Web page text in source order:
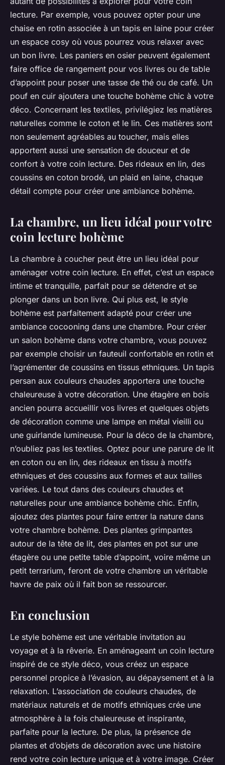
lecture. Par exemple, vous pouvez opter pour une
chaise en rotin associée à un tapis en laine pour créer
un espace cosy où vous pourrez vous relaxer avec
un bon livre. Les paniers en osier peuvent également
faire office de rangement pour vos livres ou de table
d’appoint pour poser une tasse de thé ou de café. Un
pouf en cuir ajoutera une touche bohème chic à votre
déco. Concernant les textiles, privilégiez les matières
naturelles comme le coton et le lin. Ces matières sont
non seulement agréables au toucher, mais elles
apportent aussi une sensation de douceur et de
confort à votre coin lecture. Des rideaux en lin, des
coussins en coton brodé, un plaid en laine, chaque
détail compte pour créer une ambiance bohème.
La chambre, un lieu idéal pour votre
coin lecture bohème
La chambre à coucher peut être un lieu idéal pour
aménager votre coin lecture. En effet, c’est un espace
intime et tranquille, parfait pour se détendre et se
plonger dans un bon livre. Qui plus est, le style
bohème est parfaitement adapté pour créer une
ambiance cocooning dans une chambre. Pour créer
un salon bohème dans votre chambre, vous pouvez
par exemple choisir un fauteuil confortable en rotin et
l’agrémenter de coussins en tissus ethniques. Un tapis
persan aux couleurs chaudes apportera une touche
chaleureuse à votre décoration. Une étagère en bois
ancien pourra accueillir vos livres et quelques objets
de décoration comme une lampe en métal vieilli ou
une guirlande lumineuse. Pour la déco de la chambre,
n’oubliez pas les textiles. Optez pour une parure de lit
en coton ou en lin, des rideaux en tissu à motifs
ethniques et des coussins aux formes et aux tailles
variées. Le tout dans des couleurs chaudes et
naturelles pour une ambiance bohème chic. Enfin,
ajoutez des plantes pour faire entrer la nature dans
votre chambre bohème. Des plantes grimpantes
autour de la tête de lit, des plantes en pot sur une
étagère ou une petite table d’appoint, voire même un
petit terrarium, feront de votre chambre un véritable
havre de paix où il fait bon se ressourcer.
En conclusion
Le style bohème est une véritable invitation au
voyage et à la rêverie. En aménageant un coin lecture
inspiré de ce style déco, vous créez un espace
personnel propice à l’évasion, au dépaysement et à la
relaxation. L’association de couleurs chaudes, de
matériaux naturels et de motifs ethniques crée une
atmosphère à la fois chaleureuse et inspirante,
parfaite pour la lecture. De plus, la présence de
plantes et d’objets de décoration avec une histoire
rend votre coin lecture unique et à votre image. Créer